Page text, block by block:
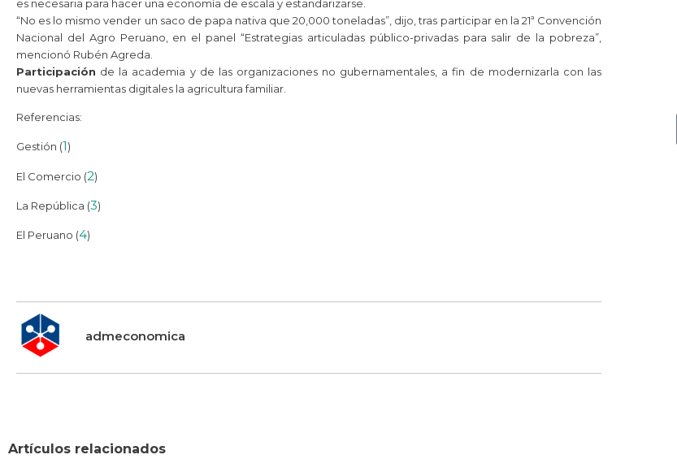
es necesaria para hacer una economía de escala y estandarizarse.
“No es lo mismo vender un saco de papa nativa que 20,000 toneladas”, dijo, tras participar en la 21ª Convención
Nacional del Agro Peruano, en el panel “Estrategias articuladas público-privadas para salir de la pobreza”,
mencionó Rubén Agreda.
Participación de la academia y de las organizaciones no gubernamentales, a fin de modernizarla con las
nuevas herramientas digitales la agricultura familiar.
Referencias:
Gestión (1)
El Comercio (2)
La República (3)
El Peruano (4)
admeconomica
Artículos relacionados